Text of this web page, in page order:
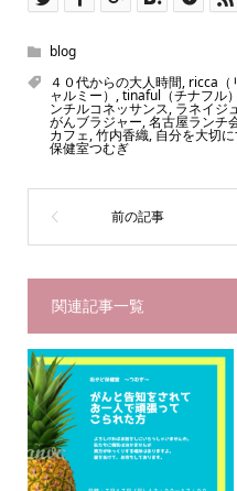
blog
４０代からの大人時間, ricca（
ャルミー） ,tinaful（チナフル
ンチルコネッサンス, ラネイジ
がんブラジャー,名古屋ランチ
カフェ,竹内香織,自分を大切
保健室つむぎ
関連記事一覧